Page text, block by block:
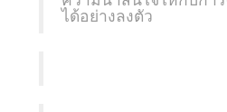
ได้อย่างลงตัว